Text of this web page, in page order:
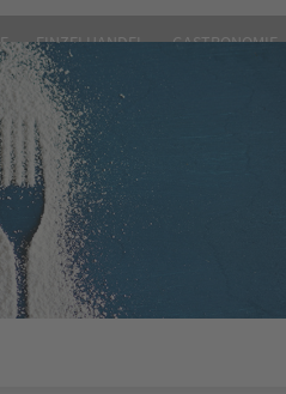
EINZELHANDEL GASTRONOMIE
AUSSENBEREICH
/ MÖBEL-ACCESSOIRES